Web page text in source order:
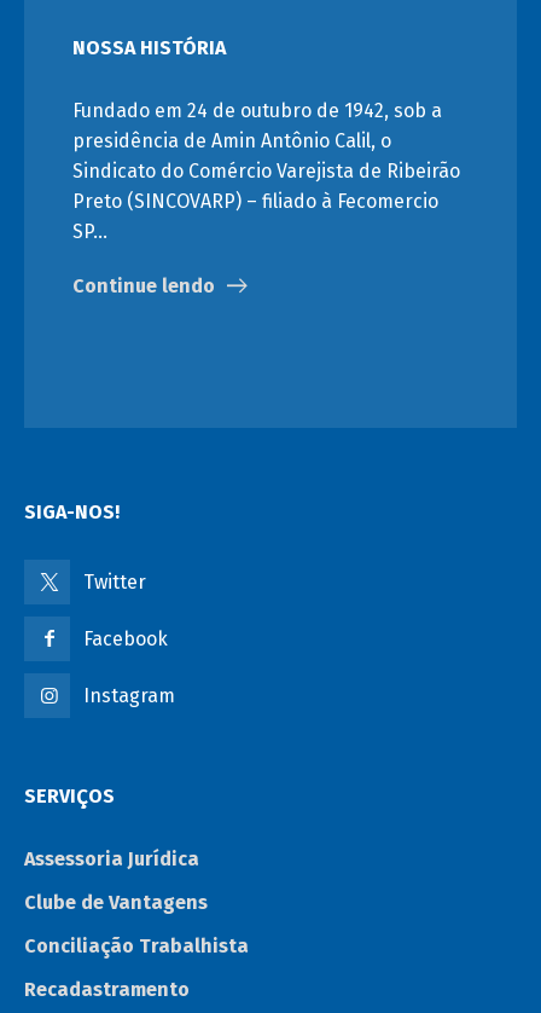
NOSSA HISTÓRIA
Fundado em 24 de outubro de 1942, sob a
presidência de Amin Antônio Calil, o
Sindicato do Comércio Varejista de Ribeirão
Preto (SINCOVARP) – filiado à Fecomercio
SP…
Continue lendo
SIGA-NOS!
Twitter
Facebook
Instagram
SERVIÇOS
Assessoria Jurídica
Clube de Vantagens
Conciliação Trabalhista
Recadastramento